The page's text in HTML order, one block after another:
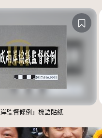
監督條例」標語貼紙